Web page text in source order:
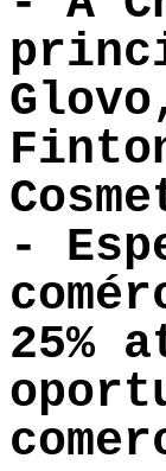
-
25%